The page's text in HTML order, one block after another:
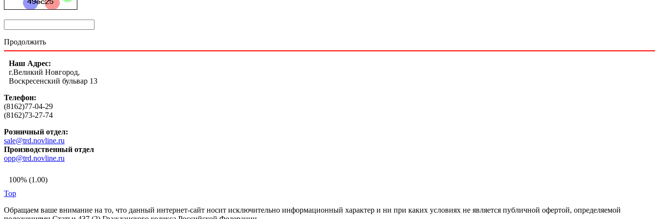
Продолжить
Наш Адрес:
г.Великий Новгород,
Воскресенский бульвар 13
Телефон:
(8162)77-04-29
(8162)73-27-74
Розничный отдел:
sale@trd.novline.ru
Производственный отдел
opp@trd.novline.ru
100% (1.00)
Top
Обращаем ваше внимание на то, что данный интернет-сайт носит исключительно информационный характер и ни при каких условиях не является публичной офертой, определяемой